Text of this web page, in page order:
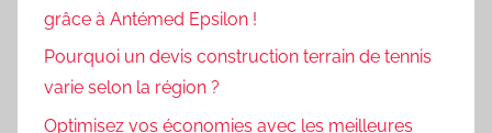
grâce à Antémed Epsilon !
Pourquoi un devis construction terrain de tennis
varie selon la région ?
Optimisez vos économies avec les meilleures